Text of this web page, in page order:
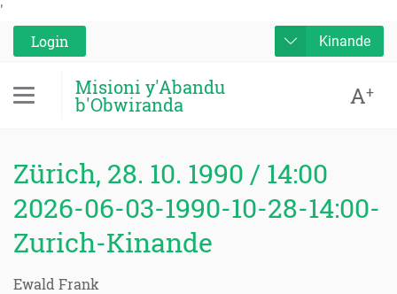
'
Login
Kinande
Misioni y'Abandu
b'Obwiranda A+
Zürich, 28. 10. 1990 / 14:00
2026-06-03-1990-10-28-14:00-
Zurich-Kinande
Ewald Frank